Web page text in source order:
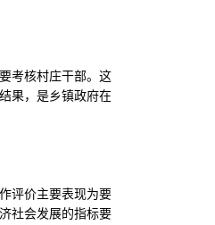
考核村庄干部。这
果，是乡镇政府在
评价主要表现为要
社会发展的指标要